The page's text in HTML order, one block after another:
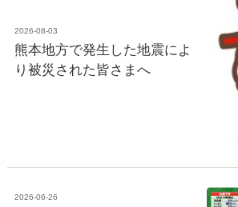
2026-08-03
熊本地方で発生した地震によ
り被災された皆さまへ
2026-06-26